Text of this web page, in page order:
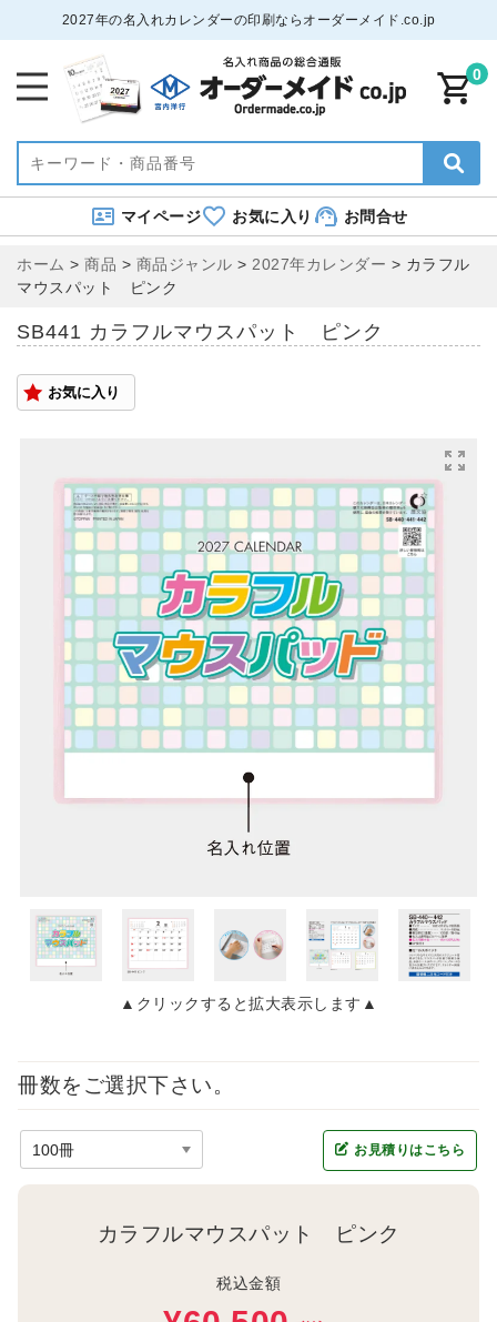
2027年の名入れカレンダーの印刷ならオーダーメイド.co.jp
0
マイページ お気に入り お問合せ
ホーム > 商品 > 商品ジャンル > 2027年カレンダー > カラフル
マウスパット ピンク
SB441 カラフルマウスパット ピンク
お気に入り
▲クリックすると拡大表示します▲
冊数をご選択下さい。
お見積りはこちら
カラフルマウスパット ピンク
税込金額